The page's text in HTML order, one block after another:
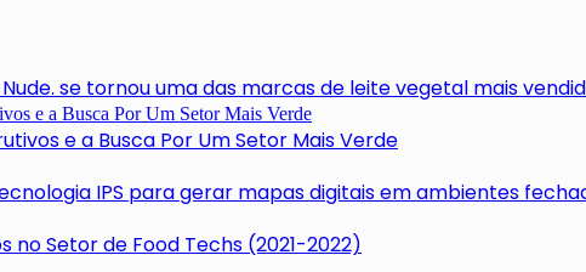
Nude. se tornou uma das marcas de leite vegetal mais
e a Busca Por Um Setor Mais Verde
IPS para gerar mapas digitais em ambientes
no Setor de Food Techs (2021-2022)